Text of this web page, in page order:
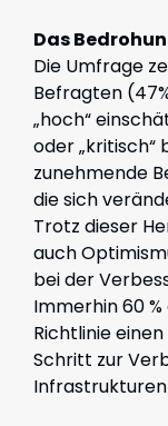
Das
Die Umfrage
Befragten
„hoch“
oder „kritisch“
zunehmende
die sich
Trotz dieser
auch
bei der
Immerhin 60
Richtlinie
Schritt zur